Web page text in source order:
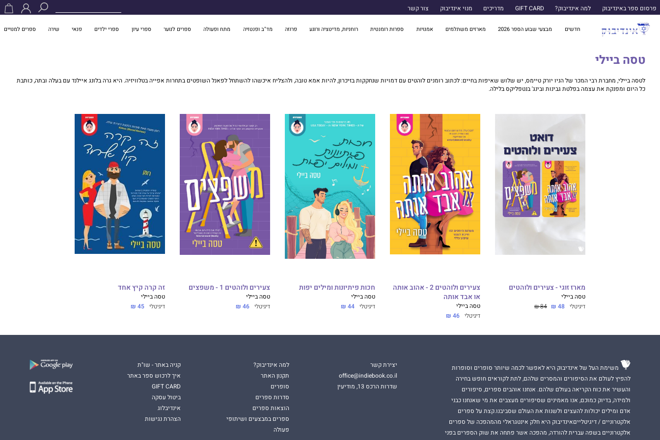
פרסום ספר באינדיבוק למה אינדיבוק? GIFT CARD מדריכים מנוי אינדיבוק צור קשר
חדשים מבצעי שבוע הספר 2026 מארזים משתלמים אמנויות ספרות רומנטית רוחניות, מדיטציה ורוגע פרוזה מד"ב ופנטזיה מתח ופעולה ספרים לנוער ספרי עיון ספרי ילדים פנאי שירה ספרים למנויים
טסה ביילי
לטסה ביילי, מחברת רבי המכר של הניו יורק טיימס, יש שלוש שאיפות בחיים: לכתוב רומנים לוהטים עם דמויות שנחקקות בזיכרון, להיות אמא טובה, ולהצליח איכשהו להשתחל לפאנל השופטים בתחרות אפייה בטלוויזיה. היא גרה בלונג איילנד עם בעלה ובתה, כותבת
כל היום ומפנקת את עצמה בפלטת גבינות ובינג' בנטפליקס בלילה.
מארז זוגי - צעירים ולוהטים
טסה ביילי
דיגיטלי 48 ₪
84 ₪
צעירים ולוהטים 2 - אהוב אותה
או אבד אותה
טסה ביילי
דיגיטלי 46 ₪
חכות פיתיונות ומילים יפות
טסה ביילי
דיגיטלי 44 ₪
צעירים ולוהטים 1 - משפצים
טסה ביילי
דיגיטלי 46 ₪
זה קרה קיץ אחד
טסה ביילי
דיגיטלי 45 ₪
משימת העל של אינדיבוק היא לאפשר לכמה שיותר סופרים וסופרות
להפיץ לעולם את הסיפורים והמסרים שלהם, לתת לקוראים חופש בחירה
והעשיר את כוח הקריאה בעולם שלהם. אנחנו אוהבים ספרים, סיפורים
ולמידה, בדיוק כמוכם, אנו מאמינים שסיפורים מעצבים את מי שאנחנו כבני
אדם ומילים יכולות להעצים ולשנות את העולם שסביבנו.קצת על ספרים
אלקטרוניים / דיגיטלייםאינדיבוק היא חלק אינטגראלי מהמהפכה של ספרים
אלקטרוניים בשפה עברית להורדה, מהפכה אשר פתחה את שוק הספרים בפני
יצירת קשר
office@indiebook.co.il
שדרות הרכס 13, מודיעין
למה אינדיבוק?
תקנון האתר
סופרים
סדרות ספרים
הוצאות ספרים
ספרים במבצעים ושיתופי
פעולה
קניה באתר - שו"ת
איך לרכוש ספר באתר
GIFT CARD
ביטול עסקה
אינדיבלוג
הצהרת נגישות